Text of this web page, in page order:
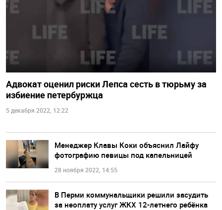
Адвокат оценил риски Лепса сесть в тюрьму за
избиение петербуржца
5 декабря 2022, 12:22
Менеджер Клавы Коки объяснил Лайфу
фотографию певицы под капельницей
28 ноября 2022, 14:55
В Перми коммунальщики решили засудить
за неоплату услуг ЖКХ 12-летнего ребёнка